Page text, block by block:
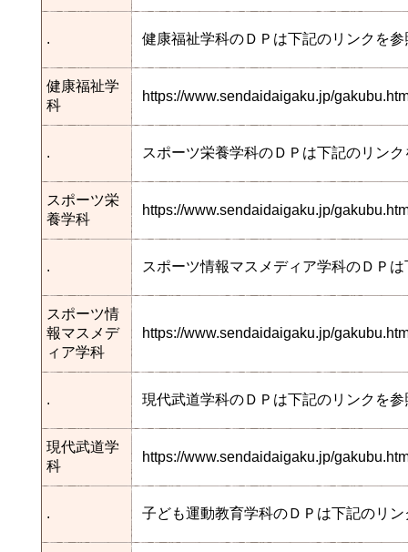
. 健康福祉学科のＤＰは下記のリンクを
健康福祉学
科
https://www.sendaidaigaku.jp/
. スポーツ栄養学科のＤＰは下記のリン
スポーツ栄
養学科
https://www.sendaidaigaku.jp/
. スポーツ情報マスメディア学科のＤＰ
スポーツ情
報マスメデ
ィア学科
https://www.sendaidaigaku.jp/
. 現代武道学科のＤＰは下記のリンクを
現代武道学
科
https://www.sendaidaigaku.jp/
. 子ども運動教育学科のＤＰは下記のリ